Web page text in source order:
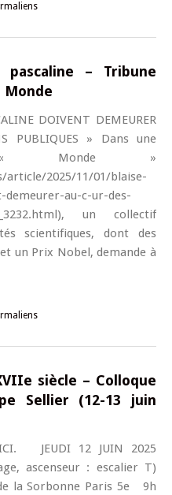
– Tribune
Monde
DOIVENT DEMEURER
PUBLIQUES » Dans une
Monde »
2025/11/01/blaise-
demeurer-au-c-ur-des-
un collectif
scientifiques, dont des
un Prix Nobel, demande à
siècle – Colloque
Sellier (12-13 juin
JEUDI 12 JUIN 2025
ascenseur : escalier T)
la Sorbonne Paris 5e 9h